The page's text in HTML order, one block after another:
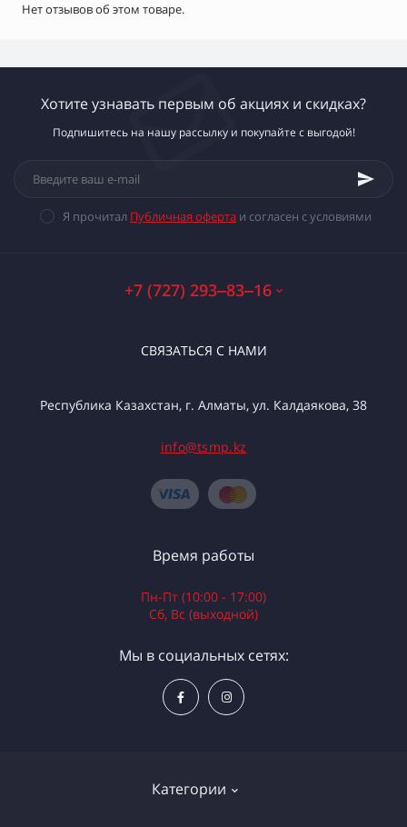
Нет отзывов об этом товаре.
Хотите узнавать первым об акциях и скидках?
Подпишитесь на нашу рассылку и покупайте с выгодой!
Я прочитал Публичная оферта и согласен с условиями
+7 (727) 293‒83‒16
СВЯЗАТЬСЯ С НАМИ
Республика Казахстан, г. Алматы, ул. Калдаякова, 38
info@tsmp.kz
Категории
Время работы
Пн-Пт (10:00 - 17:00)
Сб, Вс (выходной)
Мы в социальных сетях: